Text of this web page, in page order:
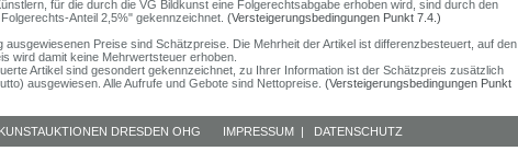
für die durch die VG Bildkunst eine Folgerechtsabgabe erhoben wird, sind durch den
Anteil 2,5%" gekennzeichnet. (Versteigerungsbedingungen Punkt 7.4.)
ausgewiesenen Preise sind Schätzpreise. Die Mehrheit der Artikel ist differenzbesteuert, auf den
wird damit keine Mehrwertsteuer erhoben.
Artikel sind gesondert gekennzeichnet, zu Ihrer Information ist der Schätzpreis zusätzlich
ausgewiesen. Alle Aufrufe und Gebote sind Nettopreise. (Versteigerungsbedingungen Punkt
DRESDEN OHG IMPRESSUM | DATENSCHUTZ